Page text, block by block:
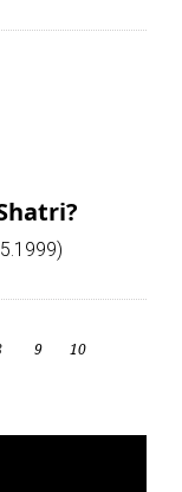
9
10